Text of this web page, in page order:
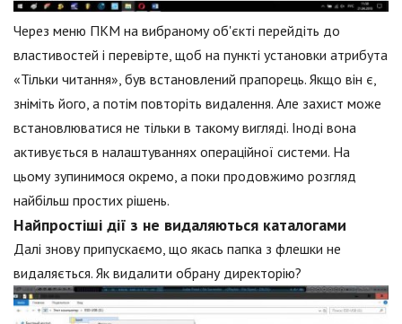
Через меню ПКМ на вибраному об'єкті перейдіть до
властивостей і перевірте, щоб на пункті установки атрибута
«Тільки читання», був встановлений прапорець. Якщо він є,
зніміть його, а потім повторіть видалення. Але захист може
встановлюватися не тільки в такому вигляді. Іноді вона
активується в налаштуваннях операційної системи. На
цьому зупинимося окремо, а поки продовжимо розгляд
найбільш простих рішень.
Найпростіші дії з не видаляються каталогами
Далі знову припускаємо, що якась папка з флешки не
видаляється. Як видалити обрану директорію?